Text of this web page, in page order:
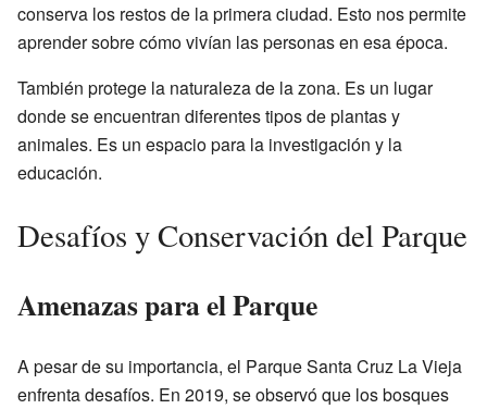
conserva los restos de la primera ciudad. Esto nos permite
aprender sobre cómo vivían las personas en esa época.
También protege la naturaleza de la zona. Es un lugar
donde se encuentran diferentes tipos de plantas y
animales. Es un espacio para la investigación y la
educación.
Desafíos y Conservación del Parque
Amenazas para el Parque
A pesar de su importancia, el Parque Santa Cruz La Vieja
enfrenta desafíos. En 2019, se observó que los bosques